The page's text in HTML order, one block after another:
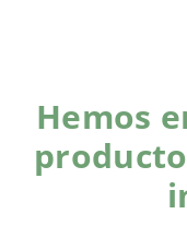
Hemos